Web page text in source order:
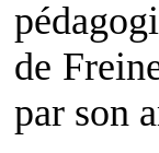
de
par son